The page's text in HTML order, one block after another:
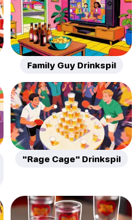
Family Guy Drinkspil
"Rage Cage" Drinkspil